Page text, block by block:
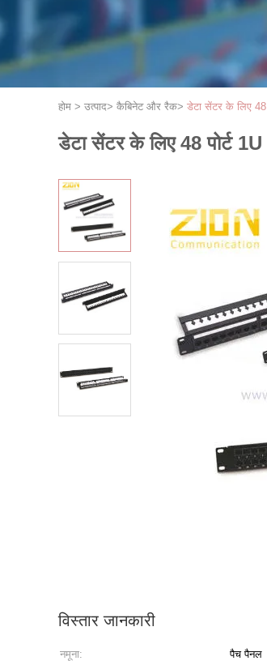
होम > उत्पाद> कैबिनेट और रैक> डेटा सेंटर के लिए
डेटा सेंटर के लिए 48 पोर्ट
विस्तार जानकारी
नमूना: पैच पैनल